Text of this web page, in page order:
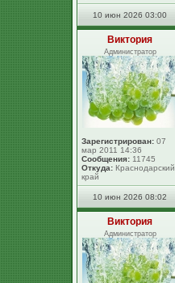
10 июн 2026 03:00
Виктория
Администратор
Зарегистрирован: 07
мар 2011 14:36
Сообщения: 11745
Откуда: Краснодарский
край
10 июн 2026 08:02
Виктория
Администратор